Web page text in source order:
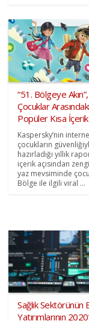
“51. Bölgeye
Çocuklar
Popüler Kısa
Kaspersky’nin
çocukların
hazırladığı yıllık
içerik açısından
yaz mevsiminde
Bölge ile ilgili viral ...
Sağlık Sektörünün
Yatırımlarının